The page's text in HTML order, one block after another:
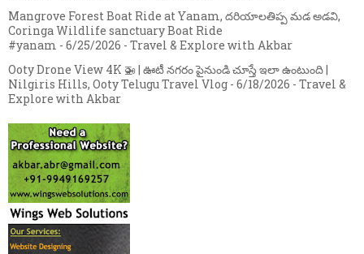
Mangrove Forest Boat Ride at Yanam, దరియాలతిప్ప మడ అడవి,
Coringa Wildlife sanctuary Boat Ride
#yanam - 6/25/2026 - Travel & Explore with Akbar
Ooty Drone View 4K 🚁 | ఊటీ నగరం పైనుండి చూస్తే ఇలా ఉంటుంది |
Nilgiris Hills, Ooty Telugu Travel Vlog - 6/18/2026 - Travel &
Explore with Akbar